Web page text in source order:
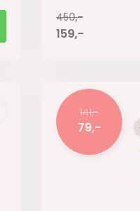
450,-
159,-
141,-
79,-